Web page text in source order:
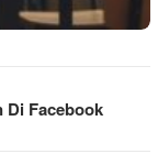
Di Facebook